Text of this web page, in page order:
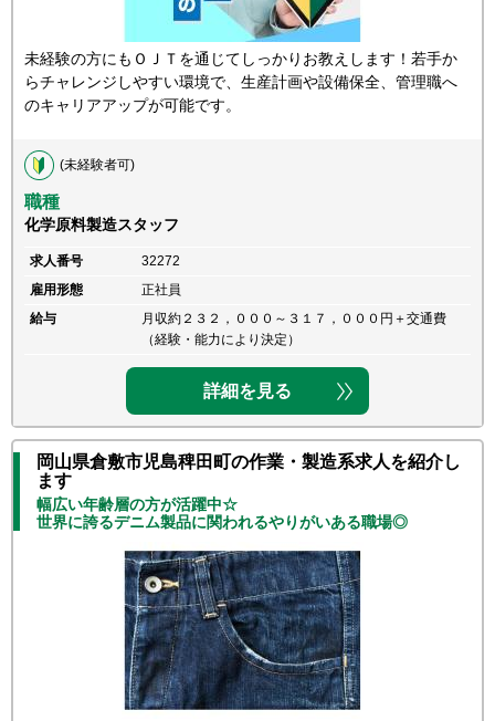
未経験の方にもＯＪＴを通じてしっかりお教えします！若手か
らチャレンジしやすい環境で、生産計画や設備保全、管理職へ
のキャリアアップが可能です。
(未経験者可)
職種
化学原料製造スタッフ
求人番号
32272
雇用形態
正社員
給与
月収約２３２，０００～３１７，０００円＋交通費
（経験・能力により決定）
詳細を見る
岡山県倉敷市児島稗田町の作業・製造系求人を紹介し
ます
幅広い年齢層の方が活躍中☆
世界に誇るデニム製品に関われるやりがいある職場◎